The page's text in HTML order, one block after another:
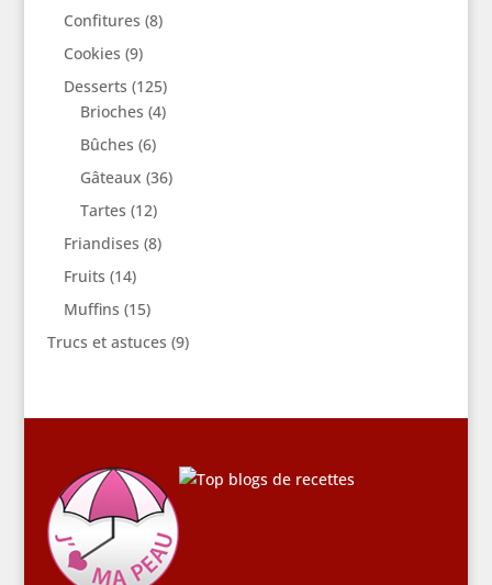
Confitures (8)
Cookies (9)
Desserts (125)
Brioches (4)
Bûches (6)
Gâteaux (36)
Tartes (12)
Friandises (8)
Fruits (14)
Muffins (15)
Trucs et astuces (9)